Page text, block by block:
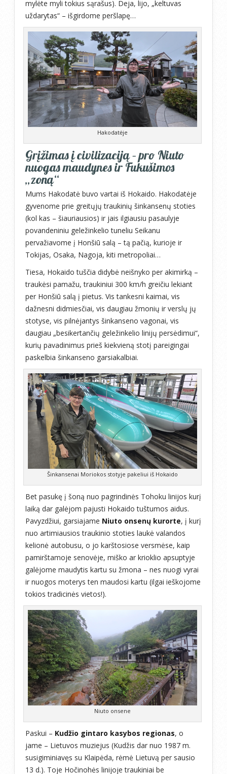
mylėte myli tokius sąrašus). Deja, lijo, „keltuvas
uždarytas“ – išgirdome peršlapę…
Hakodatėje
Grįžimas į civilizaciją – pro Niuto
nuogas maudynes ir Fukušimos
„zoną“
Mums Hakodatė buvo vartai iš Hokaido. Hakodatėje
gyvenome prie greitųjų traukinių šinkansenų stoties
(kol kas – šiauriausios) ir jais ilgiausiu pasaulyje
povandeniniu geležinkelio tuneliu Seikanu
pervažiavome į Honšiū salą – tą pačią, kurioje ir
Tokijas, Osaka, Nagoja, kiti metropoliai…
Tiesa, Hokaido tuščia didybė neišnyko per akimirką –
traukėsi pamažu, traukiniui 300 km/h greičiu lekiant
per Honšiū salą į pietus. Vis tankesni kaimai, vis
dažnesni didmiesčiai, vis daugiau žmonių ir verslų jų
stotyse, vis pilnėjantys šinkanseno vagonai, vis
daugiau „besikertančių geležinkelio linijų persėdimui“,
kurių pavadinimus prieš kiekvieną stotį pareigingai
paskelbia šinkanseno garsiakalbiai.
Šinkansenai Moriokos stotyje pakeliui iš Hokaido
Bet pasukę į šoną nuo pagrindinės Tohoku linijos kurį
laiką dar galėjom pajusti Hokaido tuštumos aidus.
Pavyzdžiui, garsiajame Niuto onsenų kurorte, į kurį
nuo artimiausios traukinio stoties laukė valandos
kelionė autobusu, o jo karštosiose versmėse, kaip
pamirštamoje senovėje, miško ar krioklio apsuptyje
galėjome maudytis kartu su žmona – nes nuogi vyrai
ir nuogos moterys ten maudosi kartu (ilgai ieškojome
tokios tradicinės vietos!).
Niuto onsene
Paskui – Kudžio gintaro kasybos regionas, o
jame – Lietuvos muziejus (Kudžis dar nuo 1987 m.
susigiminiavęs su Klaipėda, rėmė Lietuvą per sausio
13 d.). Toje Hočinohės linijoje traukiniai be